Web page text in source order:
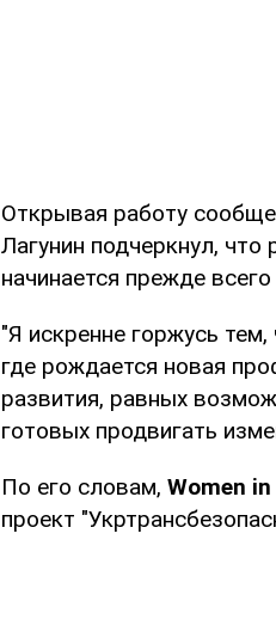
Открывая работу
Лагунин подчеркнул,
начинается прежде
"Я искренне горжусь
где рождается новая
развития, равных
готовых продвигать
По его словам, Women
проект